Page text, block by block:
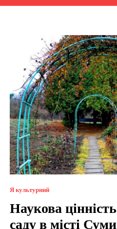
Я культурний
Наукова
саду в місті Суми